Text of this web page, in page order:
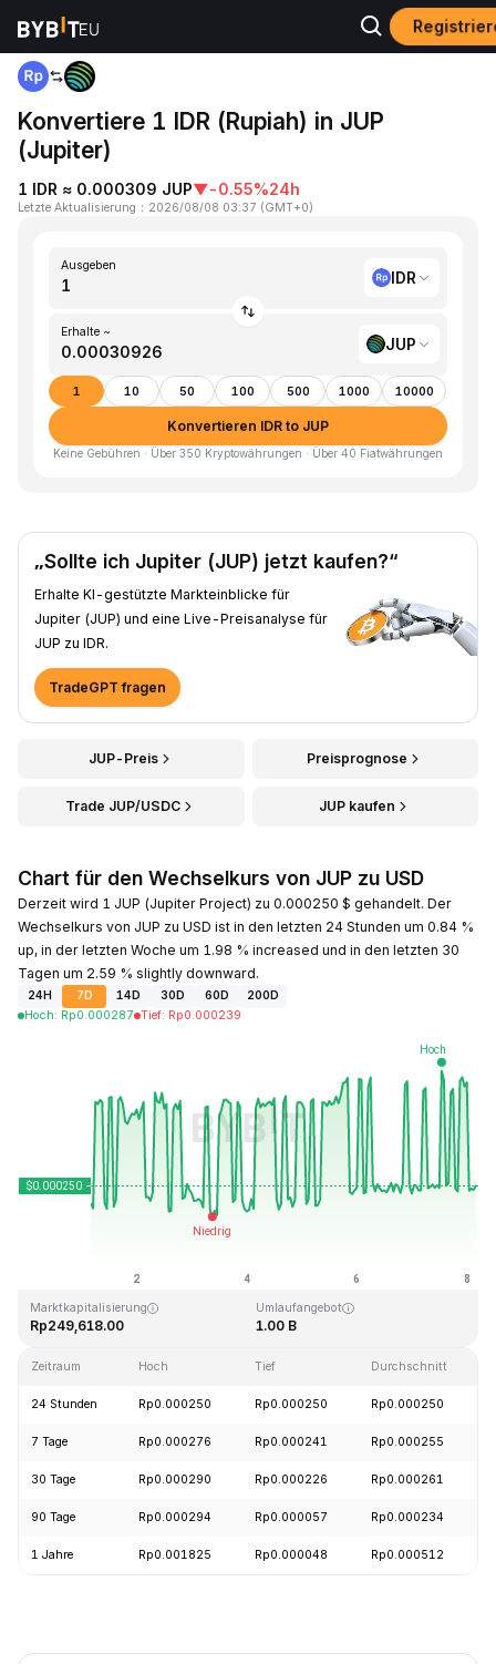
Home IDR to JUP
Konvertiere 1 IDR (Rupiah) in JUP
(Jupiter)
1 IDR ≈ 0.000309 JUP▼-0.55%24h
Letzte Aktualisierung ： 2026/08/08 03:37 (GMT+0)
Ausgeben
IDR
Erhalte ~
JUP
1 10 50 100 500 1000 10000
Konvertieren IDR to JUP
Keine Gebühren · Über 350 Kryptowährungen · Über 40 Fiatwährungen
„Sollte ich Jupiter (JUP) jetzt kaufen?“
Erhalte KI-gestützte Markteinblicke für
Jupiter (JUP) und eine Live-Preisanalyse für
JUP zu IDR.
TradeGPT fragen
JUP-Preis Preisprognose
Trade JUP/USDC JUP kaufen
Chart für den Wechselkurs von JUP zu USD
Derzeit wird 1 JUP (Jupiter Project) zu 0.000250 $ gehandelt. Der
Wechselkurs von JUP zu USD ist in den letzten 24 Stunden um 0.84 %
up, in der letzten Woche um 1.98 % increased und in den letzten 30
Tagen um 2.59 % slightly downward.
24H 7D 14D 30D 60D
200D
Hoch: Rp0.000287 Tief: Rp0.000239
Zuletzt aktualisiert: 2026-08-08, 03:37 GMT+0
Marktkapitalisierung
Rp249,618.00
Umlaufangebot
1.00 B
Zeitraum Hoch Tief Durchschnitt
24 Stunden Rp0.000250 Rp0.000250 Rp0.000250
7 Tage Rp0.000276 Rp0.000241 Rp0.000255
30 Tage Rp0.000290 Rp0.000226 Rp0.000261
90 Tage Rp0.000294 Rp0.000057 Rp0.000234
1 Jahre Rp0.001825 Rp0.000048 Rp0.000512